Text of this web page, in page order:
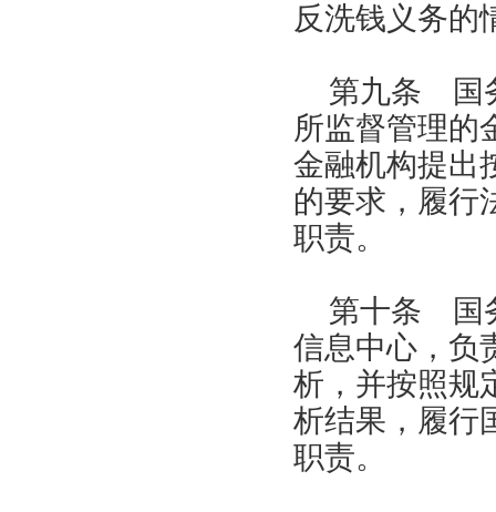
反洗钱义务的
第九条 国
所监督管理的
金融机构提出
的要求，履行
职责。
第十条 国
信息中心，负
析，并按照规
析结果，履行
职责。